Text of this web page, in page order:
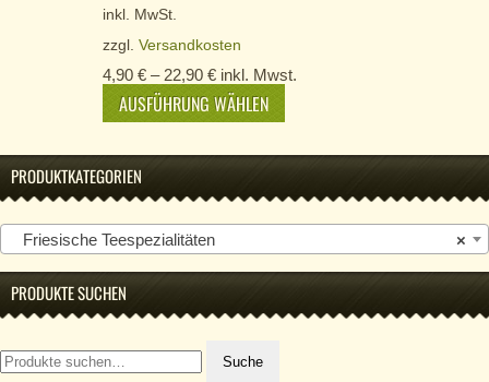
inkl. MwSt.
zzgl. Versandkosten
4,90 € – 22,90 € inkl. Mwst.
AUSFÜHRUNG WÄHLEN
PRODUKTKATEGORIEN
×
Friesische Teespezialitäten
PRODUKTE SUCHEN
Suche
nach:
Suche